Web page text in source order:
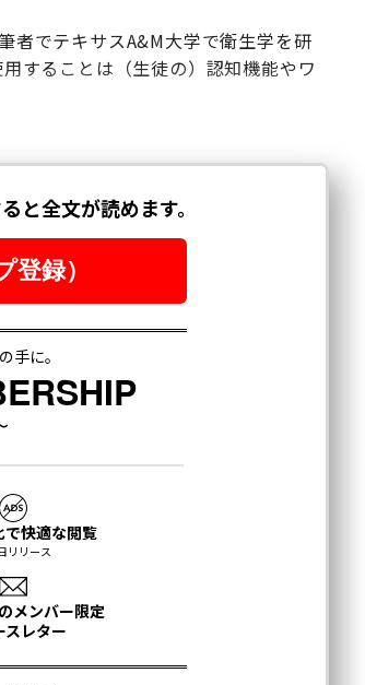
者でテキサスA&M大学で衛生学を研
することは（生徒の）認知機能やワ